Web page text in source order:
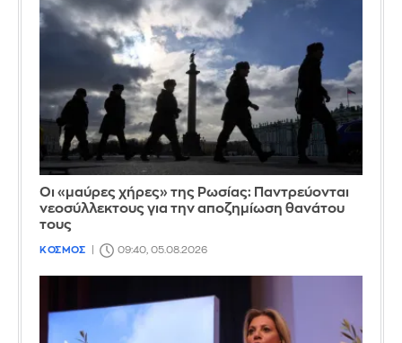
Οι «μαύρες χήρες» της Ρωσίας: Παντρεύονται
νεοσύλλεκτους για την αποζημίωση θανάτου
τους
ΚΟΣΜΟΣ 09:40, 05.08.2026